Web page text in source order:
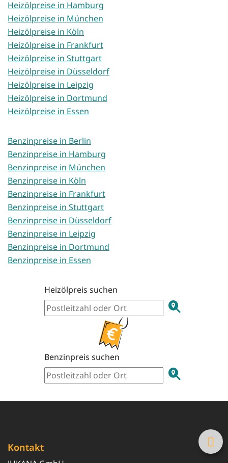
Heizölpreise in Hamburg
Heizölpreise in München
Heizölpreise in Köln
Heizölpreise in Frankfurt
Heizölpreise in Stuttgart
Heizölpreise in Düsseldorf
Heizölpreise in Leipzig
Heizölpreise in Dortmund
Heizölpreise in Essen
Benzinpreise in Berlin
Benzinpreise in Hamburg
Benzinpreise in München
Benzinpreise in Köln
Benzinpreise in Frankfurt
Benzinpreise in Stuttgart
Benzinpreise in Düsseldorf
Benzinpreise in Leipzig
Benzinpreise in Dortmund
Benzinpreise in Essen
Heizölpreis suchen
Benzinpreis suchen
Kontakt